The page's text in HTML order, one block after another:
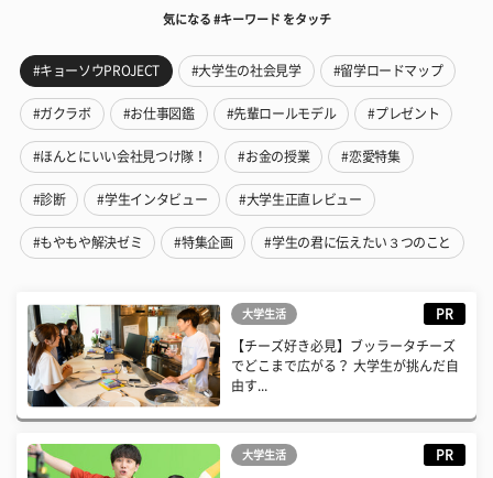
気になる #キーワード をタッチ
#キョーソウPROJECT #大学生の社会見学 #留学ロードマップ
#ガクラボ #お仕事図鑑 #先輩ロールモデル #プレゼント
#ほんとにいい会社見つけ隊！ #お金の授業 #恋愛特集
#診断 #学生インタビュー #大学生正直レビュー
#もやもや解決ゼミ #特集企画 #学生の君に伝えたい３つのこと
大学生活 PR
【チーズ好き必見】ブッラータチーズ
でどこまで広がる？ 大学生が挑んだ自
由す...
大学生活 PR